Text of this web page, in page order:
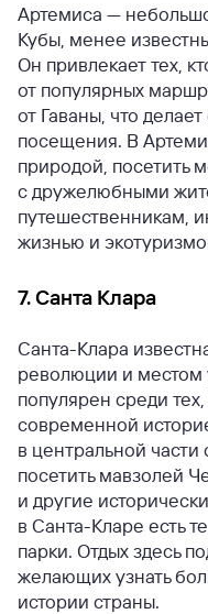
Артемиса —
Кубы, менее
Он привлекает тех,
от популярных
от Гаваны, что
посещения. В
природой, посетить
с дружелюбными
путешественникам,
жизнью и
7. Санта Клара
Санта-Клара
революции и местом
популярен среди
современной
в центральной части
посетить мавзолей
и другие
в Санта-Кларе есть
парки. Отдых здесь
желающих узнать
истории страны.